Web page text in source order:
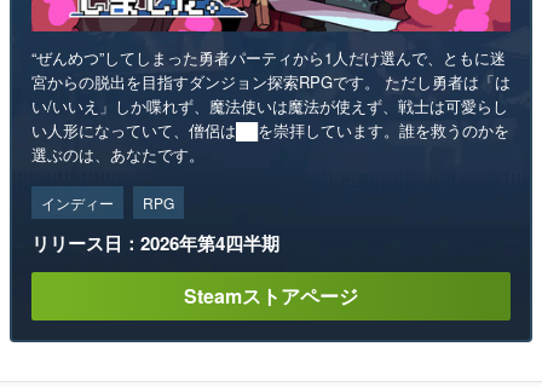
“ぜんめつ”してしまった勇者パーティから1人だけ選んで、ともに迷
宮からの脱出を目指すダンジョン探索RPGです。 ただし勇者は「は
い/いいえ」しか喋れず、魔法使いは魔法が使えず、戦士は可愛らし
い人形になっていて、僧侶は██を崇拝しています。誰を救うのかを
選ぶのは、あなたです。
インディー RPG
リリース日：2026年第4四半期
Steamストアページ